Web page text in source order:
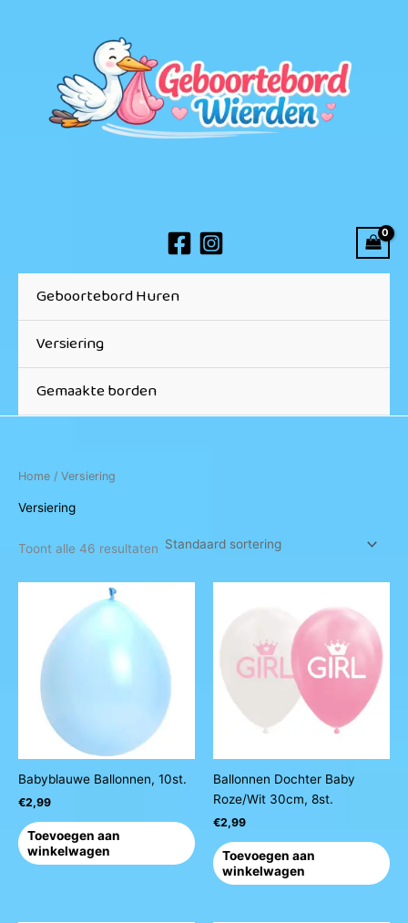
Geboortebord Huren
Versiering
Gemaakte borden
Home / Versiering
Versiering
Toont alle 46 resultaten
Babyblauwe Ballonnen, 10st.
€2,99
Toevoegen aan
winkelwagen
Ballonnen Dochter Baby
Roze/Wit 30cm, 8st.
€2,99
Toevoegen aan
winkelwagen